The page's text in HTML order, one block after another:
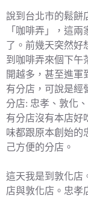
說到台北市的鬆餅
「咖啡弄」，這
了。前幾天突然好
到咖啡弄來個下午
開越多，甚至進軍
有分店，可說是經
分店: 忠孝、敦化
有分店沒有本店好
味都跟原本創始的
己方便的分店。
這天我是到敦化店
店與敦化店。忠孝